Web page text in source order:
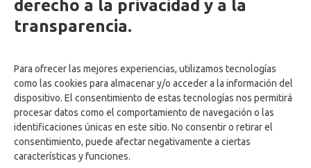
derecho a la privacidad y a la
transparencia.
Para ofrecer las mejores experiencias, utilizamos tecnologías
como las cookies para almacenar y/o acceder a la información del
dispositivo. El consentimiento de estas tecnologías nos permitirá
procesar datos como el comportamiento de navegación o las
identificaciones únicas en este sitio. No consentir o retirar el
consentimiento, puede afectar negativamente a ciertas
características y funciones.
Enlaces Externos Personas
PQRSF: tu opinión es importante
Asopagos
Trabaja con nosotros
Agencia de Gestión y Colocación de Empleo
Política tratamiento de datos
Aviso de Privacidad
Cumplimiento normas y recomendaciones para uso de Centros